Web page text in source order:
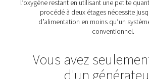
Pureté du N₂ garantie à
pureté maximale de l’azote
Qualité de l’azote :
intégrées pour éliminer toute